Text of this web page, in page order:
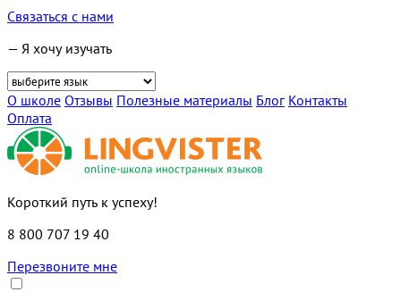
Связаться с нами
— Я хочу изучать
О школе Отзывы Полезные материалы Блог Контакты
Оплата
Короткий путь к успеху!
8 800 707 19 40
Перезвоните мне